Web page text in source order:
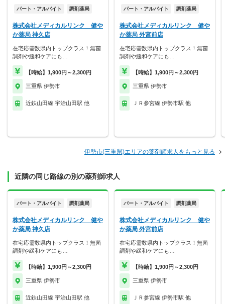
パート・アルバイト 調剤薬局
株式会社メディカルリンク 健や
か薬局 神久店
在宅応需数県内トップクラス！無菌
調剤や緩和ケアにも…
【時給】1,900円～2,300円
三重県 伊勢市
近鉄山田線 宇治山田駅 他
パート・アルバイト 調剤薬局
株式会社メディカルリンク 健や
か薬局 外宮前店
在宅応需数県内トップクラス！無菌
調剤や緩和ケアにも…
【時給】1,900円～2,300円
三重県 伊勢市
ＪＲ参宮線 伊勢市駅 他
伊勢市(三重県)エリアの薬剤師求人をもっと見る
近隣の同じ路線の別の薬剤師求人
パート・アルバイト 調剤薬局
株式会社メディカルリンク 健や
か薬局 神久店
在宅応需数県内トップクラス！無菌
調剤や緩和ケアにも…
【時給】1,900円～2,300円
三重県 伊勢市
近鉄山田線 宇治山田駅 他
パート・アルバイト 調剤薬局
株式会社メディカルリンク 健や
か薬局 外宮前店
在宅応需数県内トップクラス！無菌
調剤や緩和ケアにも…
【時給】1,900円～2,300円
三重県 伊勢市
ＪＲ参宮線 伊勢市駅 他